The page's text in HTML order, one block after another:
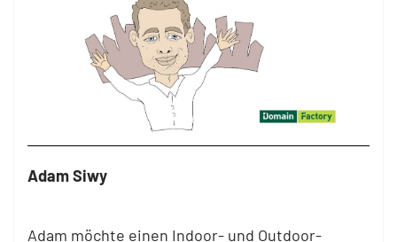
Adam Siwy
Adam möchte einen Indoor- und Outdoor-